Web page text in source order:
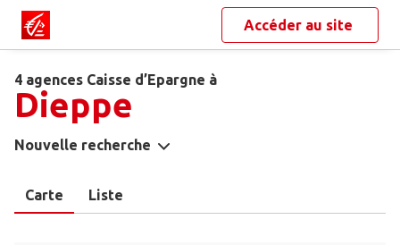
Accéder au site
4 agences Caisse d’Epargne à
Dieppe
Nouvelle recherche
Carte Liste